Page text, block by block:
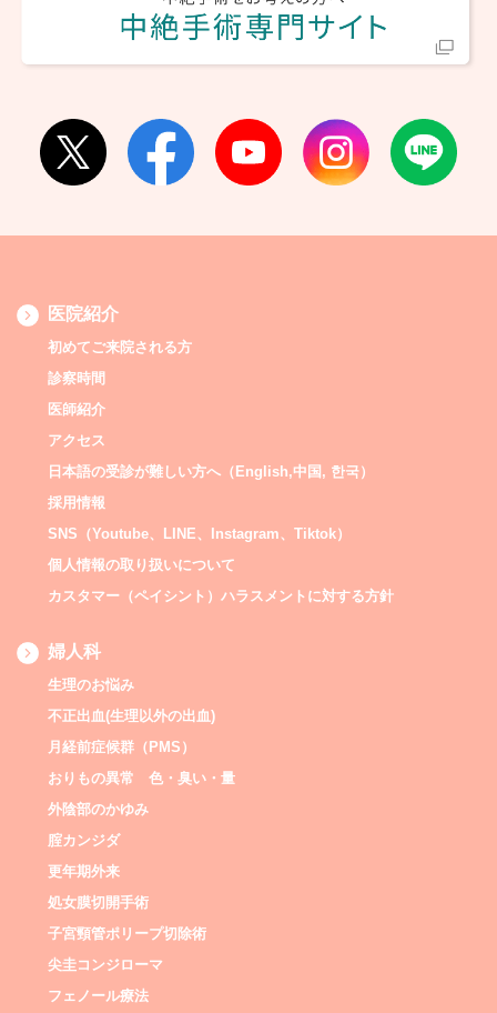
医院紹介
初めてご来院される方
診察時間
医師紹介
アクセス
日本語の受診が難しい方へ（English,中国, 한국）
採用情報
SNS（Youtube、LINE、Instagram、Tiktok）
個人情報の取り扱いについて
カスタマー（ペイシント）ハラスメントに対する方針
婦人科
生理のお悩み
不正出血(生理以外の出血)
月経前症候群（PMS）
おりもの異常 色・臭い・量
外陰部のかゆみ
腟カンジダ
更年期外来
処女膜切開手術
子宮頸管ポリープ切除術
尖圭コンジローマ
フェノール療法